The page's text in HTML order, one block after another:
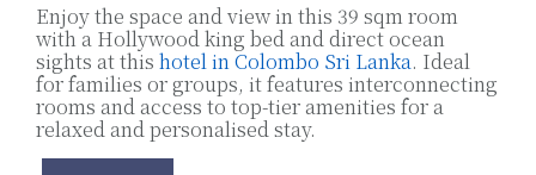
Enjoy the space and view in this 39 sqm room
with a Hollywood king bed and direct ocean
sights at this hotel in Colombo Sri Lanka. Ideal
for families or groups, it features interconnecting
rooms and access to top-tier amenities for a
relaxed and personalised stay.